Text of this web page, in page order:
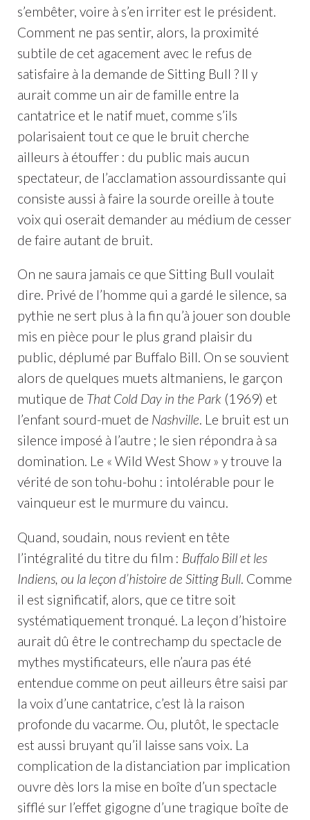
s’embêter, voire à s’en irriter est le président.
Comment ne pas sentir, alors, la proximité
subtile de cet agacement avec le refus de
satisfaire à la demande de Sitting Bull ? Il y
aurait comme un air de famille entre la
cantatrice et le natif muet, comme s’ils
polarisaient tout ce que le bruit cherche
ailleurs à étouffer : du public mais aucun
spectateur, de l’acclamation assourdissante qui
consiste aussi à faire la sourde oreille à toute
voix qui oserait demander au médium de cesser
de faire autant de bruit.
On ne saura jamais ce que Sitting Bull voulait
dire. Privé de l’homme qui a gardé le silence, sa
pythie ne sert plus à la fin qu’à jouer son double
mis en pièce pour le plus grand plaisir du
public, déplumé par Buffalo Bill. On se souvient
alors de quelques muets altmaniens, le garçon
mutique de That Cold Day in the Park(1969) et
l’enfant sourd-muet de Nashville. Le bruit est un
silence imposé à l’autre ; le sien répondra à sa
domination. Le « Wild West Show » y trouve la
vérité de son tohu-bohu : intolérable pour le
vainqueur est le murmure du vaincu.
Quand, soudain, nous revient en tête
l’intégralité du titre du film : Buffalo Bill et les
Indiens, ou la leçon d’histoire de Sitting Bull. Comme
il est significatif, alors, que ce titre soit
systématiquement tronqué. La leçon d’histoire
aurait dû être le contrechamp du spectacle de
mythes mystificateurs, elle n’aura pas été
entendue comme on peut ailleurs être saisi par
la voix d’une cantatrice, c’est là la raison
profonde du vacarme. Ou, plutôt, le spectacle
est aussi bruyant qu’il laisse sans voix. La
complication de la distanciation par implication
ouvre dès lors la mise en boîte d’un spectacle
sifflé sur l’effet gigogne d’une tragique boîte de